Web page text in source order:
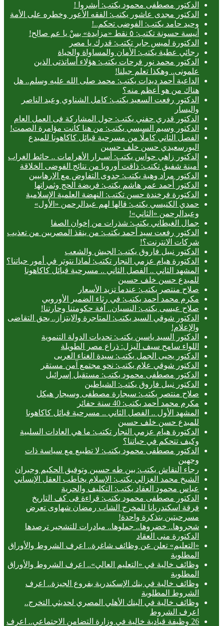
الدكتور مصطفى محمود يكتب: أبشروا !
الدكتور مجدى عاشور يكتب: الفقه الأعور وخطره على الأمة
وحيد حامد يكتب: الفوضى تحكم..!
أنيسة حسونة تكتب: ٥ نقط «مزايدة» بسْ يا عم صالح!
الدكتورة لميس جابر تكتب: قدرك يا مصر
رجائي عطية يكتب: الأمان والمساواة والحياة
الدكتور محمد نور فرحات يكتب: هؤلاء أساتذتى الذين
علمونى.. وهكذا تعلم جيلنا!
الداعية أحمد ديدات يكتب: محمد صلى الله عليه وسلم.. هل
هناك من هو أعظم منه؟
الدكتور رفعت السعيد يكتب: كامل الشناوي وعبد الناصر
واليسار
الدكتور قدري حفني يكتب: حول المشاركة فى العمل العام
الدكتور وسيم السيسي يكتب: من هنا كانت مؤامرة الصمت!
الفصل الثاني كاملًا من مسرحية قبائل كاكاهونا للمبدع
البورسعيدي حسن خلف حسين
الدكتور زاهي حواس يكتب: أسـرار الأهرامات .. حائط الغراب
أمينة شفيق تكتب: ذاقت أوروبا من نتائج الفوضى الخلاقة
الدكتور مراد وهبة يكتب: جدوى التفاوض مع الإرهابيين
الدكتور أحمد عمر هاشم يكتب: فريضة الحج وثمراتها
الدكتورة فرخندة حسن تكتب: النهضة العلمية الإسلامية
حمدي الكنيسي يكتب: قالها لهم عبدالرحمن «الأول»
وعبدالرحمن «الثاني»!
جمال الغيطاني يكتب: شذرات من إخوان الصفا
الدكتور رفعت سيد أحمد يكتب: من ينقذ المصريين من تعذيب
شركات الانترنت؟!
الدكتور نبيل فاروق يكتب: الجيش والشعب
الدكتورة هيام عزمي النجار تكتب: لماذا نتوتر في أمور حياتنا؟
المشهد الثاني .. الفصل الثاني .. مسرحية قبائل كاكاهونا
للمبدع حسن خلف حسين
صلاح منتصر يكتب: عندما تزيد الأسعار
مكرم محمد أحمد يكتب: في رثاء الضمير الأوروبي
صلاح عيسى يكتب: النسيان.. آفة حكومتنا وحارتنا!
الدكتور شوقي السيد يكتب: المتاجرة والابتزاز.. بحق التقاضى
والإعلام!
الدكتور السيد ياسين يكتب: تحديات الدولة التنموية
اللواء سامح سيف اليزل: ذراع مصر الطويلة
الدكتور يحيى الجمل يكتب: سيدة الغناء العربى
الدكتور شوقي علام يكتب: نحو مجتمع آمن مستقر
الدكتور مصطفى محمود يكتب: مستقبل إسرائيل
الدكتور نبيل فاروق يكتب: الشياطين
صلاح منتصر يكتب: سيجارة مصطفى وسيجار هيكل
مكرم محمد أحمد يكتب: 40 سنة حفائر
المشهد الأول .. الفصل الثاني .. مسرحية قبائل كاكاهونا
للمبدع حسن خلف حسين
الدكتورة هيام عزمي النجار تكتب: ما هي العادات السلبية
وكيف تتحكم في حياتنا؟
الدكتور مصطفى محمود يكتب: لا تطبيع مع سياسة ذات
وجهين
رجاء النقاش يكتب: بين طه حسين وتوفيق الحكيم وجبران
الشيخ محمد الغزالي يكتب: الإسلام يخاطب العقل الإنساني
عباس محمود العقاد يكتب: التكليف والحرية
الدكتور مصطفى محمود يكتب: قراءة فى كف التاريخ
فرقة اسكندريانا للمخرج الشاب رمضان شهاوى تعرض
مسرحيتين بتذكرة واحدة!
شجروها.. خضروها.. جملوها.. مبادرات للتشجير ترصدها
الدكتورة منى العقاد
«التعليم» تعلن عن وظائف شاغرة.. اعرف الشروط والأوراق
المطلوبة
وظائف خالية في «التعليم العالي».. اعرف الشروط والأوراق
المطلوبة
وظائف خالية في بنك الإسكندرية بفروع الجيزة.. اعرف
الشروط المطلوبة
وظائف خالية في البنك الأهلي المصري لحديثي التخرج..
اعرف الشروط
26 وظيفة قيادية خالية في وزارة التضامن الاجتماعي.. اعرف